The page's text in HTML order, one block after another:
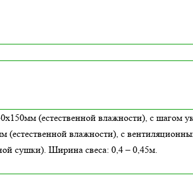
(естественной влажности), с шагом
(естественной влажности), с
сушки). Ширина свеса: 0,4 – 0,45м.